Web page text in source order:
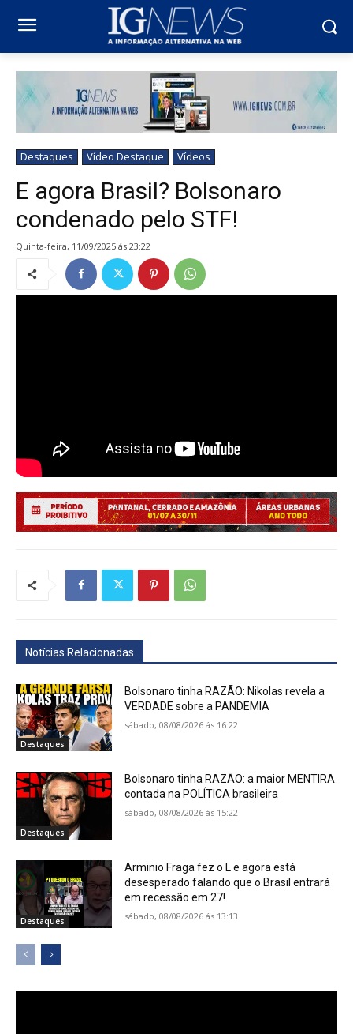
Destaques Vídeo Destaque Vídeos
E agora Brasil? Bolsonaro
condenado pelo STF!
quinta-feira, 11/09/2025 ás 23:22
Notícias Relacionadas
Destaques
Bolsonaro tinha RAZÃO: Nikolas revela a
VERDADE sobre a PANDEMIA
sábado, 08/08/2026 ás 16:22
Destaques
Bolsonaro tinha RAZÃO: a maior MENTIRA
contada na POLÍTICA brasileira
sábado, 08/08/2026 ás 15:22
Destaques
Arminio Fraga fez o L e agora está
desesperado falando que o Brasil entrará
em recessão em 27!
sábado, 08/08/2026 ás 13:13